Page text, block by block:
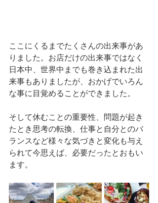
ここにくるまでたくさんの出来事があ
りました。お店だけの出来事ではなく
日本中、世界中までも巻き込まれた出
来事もありましたが、おかげでいろん
な事に目覚めることができました。
そして休むことの重要性、問題が起き
たとき思考の転換、仕事と自分とのバ
ランスなど様々な気づきと変化も与え
られて今思えば、必要だったとおもい
ます。